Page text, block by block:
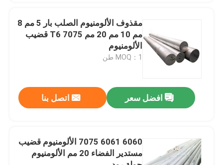
مراقبة الجودة
اتصل بنا
أخبار
صفائح الفولاذ المقاوم للصدأ
مقذوف الألومنيوم الصلب بار 5 مم 8
مم 10 مم 20 مم 7075 T6 قضيب
الألومنيوم
MOQ：1 طن
افضل سعر اتصل بنا
6060 6061 7075 الألومنيوم قضيب
مستدير الفضاء 20 مم الألومنيوم